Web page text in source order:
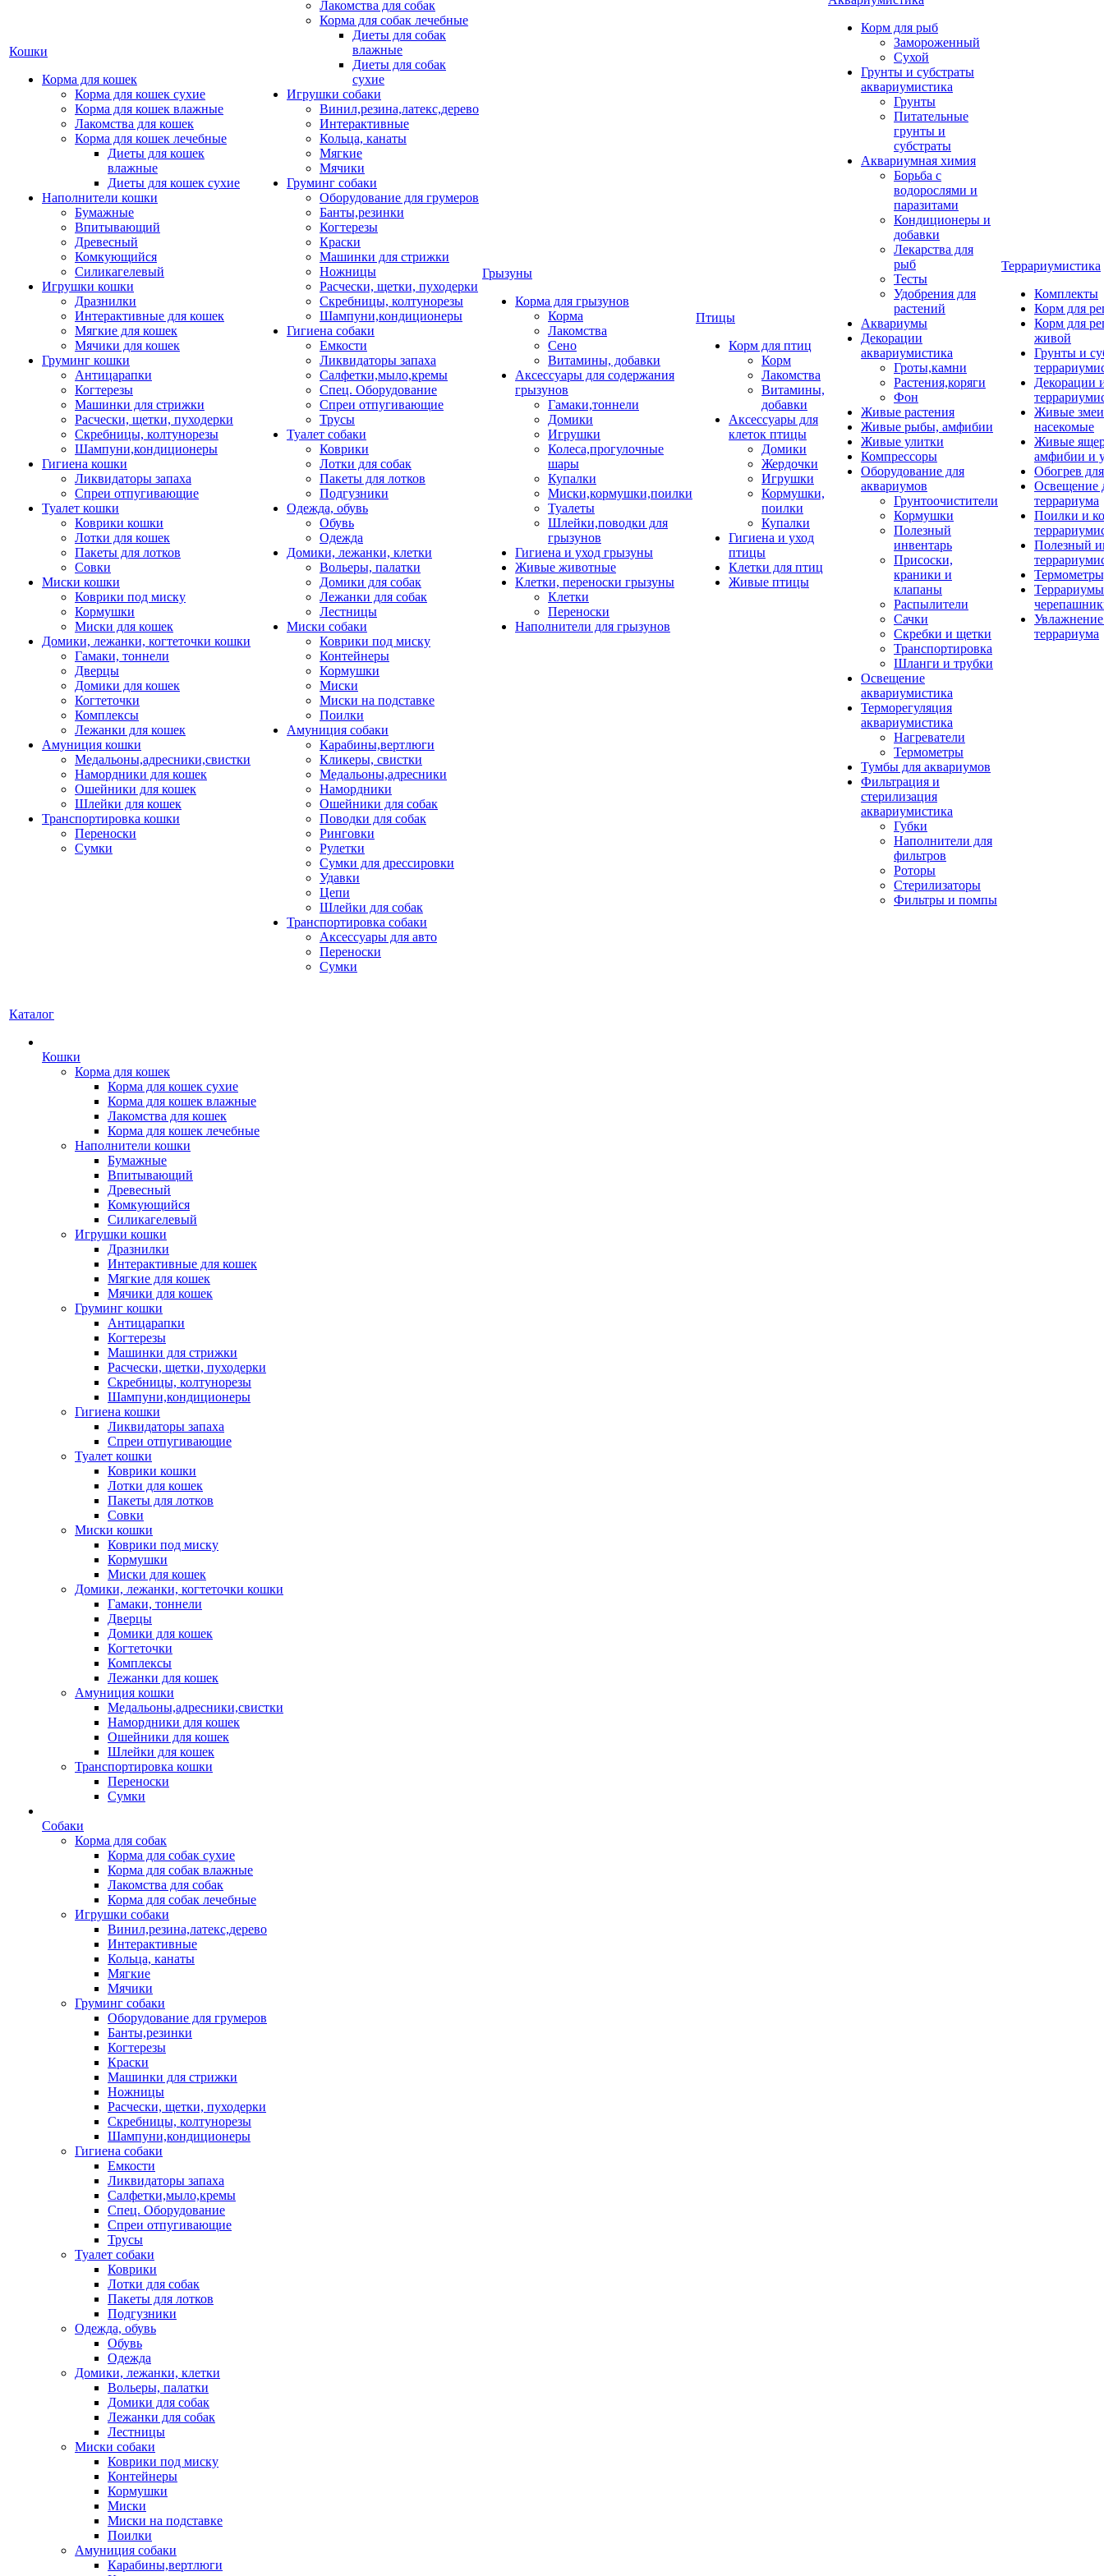
Кошки
Корма для кошек
Корма для кошек сухие
Корма для кошек влажные
Лакомства для кошек
Корма для кошек лечебные
Диеты для кошек
влажные
Диеты для кошек сухие
Наполнители кошки
Бумажные
Впитывающий
Древесный
Комкующийся
Силикагелевый
Игрушки кошки
Дразнилки
Интерактивные для кошек
Мягкие для кошек
Мячики для кошек
Груминг кошки
Антицарапки
Когтерезы
Машинки для стрижки
Расчески, щетки, пуходерки
Скребницы, колтунорезы
Шампуни,кондиционеры
Гигиена кошки
Ликвидаторы запаха
Спреи отпугивающие
Туалет кошки
Коврики кошки
Лотки для кошек
Пакеты для лотков
Совки
Миски кошки
Коврики под миску
Кормушки
Миски для кошек
Домики, лежанки, когтеточки кошки
Гамаки, тоннели
Дверцы
Домики для кошек
Когтеточки
Комплексы
Лежанки для кошек
Амуниция кошки
Медальоны,адресники,свистки
Намордники для кошек
Ошейники для кошек
Шлейки для кошек
Транспортировка кошки
Переноски
Сумки
Лакомства для собак
Корма для собак лечебные
Диеты для собак
влажные
Диеты для собак
сухие
Игрушки собаки
Винил,резина,латекс,дерево
Интерактивные
Кольца, канаты
Мягкие
Мячики
Груминг собаки
Оборудование для грумеров
Банты,резинки
Когтерезы
Краски
Машинки для стрижки
Ножницы
Расчески, щетки, пуходерки
Скребницы, колтунорезы
Шампуни,кондиционеры
Гигиена собаки
Емкости
Ликвидаторы запаха
Салфетки,мыло,кремы
Спец. Оборудование
Спреи отпугивающие
Трусы
Туалет собаки
Коврики
Лотки для собак
Пакеты для лотков
Подгузники
Одежда, обувь
Обувь
Одежда
Домики, лежанки, клетки
Вольеры, палатки
Домики для собак
Лежанки для собак
Лестницы
Миски собаки
Коврики под миску
Контейнеры
Кормушки
Миски
Миски на подставке
Поилки
Амуниция собаки
Карабины,вертлюги
Кликеры, свистки
Медальоны,адресники
Намордники
Ошейники для собак
Поводки для собак
Ринговки
Рулетки
Сумки для дрессировки
Удавки
Цепи
Шлейки для собак
Транспортировка собаки
Аксессуары для авто
Переноски
Сумки
Грызуны
Корма для грызунов
Корма
Лакомства
Сено
Витамины, добавки
Аксессуары для содержания
грызунов
Гамаки,тоннели
Домики
Игрушки
Колеса,прогулочные
шары
Купалки
Миски,кормушки,поилки
Туалеты
Шлейки,поводки для
грызунов
Гигиена и уход грызуны
Живые животные
Клетки, переноски грызуны
Клетки
Переноски
Наполнители для грызунов
Птицы
Корм для птиц
Корм
Лакомства
Витамины,
добавки
Аксессуары для
клеток птицы
Домики
Жердочки
Игрушки
Кормушки,
поилки
Купалки
Гигиена и уход
птицы
Клетки для птиц
Живые птицы
Корм для рыб
Замороженный
Сухой
Грунты и субстраты
аквариумистика
Грунты
Питательные
грунты и
субстраты
Аквариумная химия
Борьба с
водорослями и
паразитами
Кондиционеры и
добавки
Лекарства для
рыб
Тесты
Удобрения для
растений
Аквариумы
Декорации
аквариумистика
Гроты,камни
Растения,коряги
Фон
Живые растения
Живые рыбы, амфибии
Живые улитки
Компрессоры
Оборудование для
аквариумов
Грунтоочистители
Кормушки
Полезный
инвентарь
Присоски,
краники и
клапаны
Распылители
Сачки
Скребки и щетки
Транспортировка
Шланги и трубки
Освещение
аквариумистика
Терморегуляция
аквариумистика
Нагреватели
Термометры
Тумбы для аквариумов
Фильтрация и
стерилизация
аквариумистика
Губки
Наполнители для
фильтров
Роторы
Стерилизаторы
Фильтры и помпы
Террариумистика
Комплекты
Корм для
Корм для
живой
Грунты и
Декорации
Живые
насекомые
Живые
амфибии и
Обогрев
Освещение
террариума
Поилки и
Полезный
террариума
Каталог
Кошки
Корма для кошек
Корма для кошек сухие
Корма для кошек влажные
Лакомства для кошек
Корма для кошек лечебные
Наполнители кошки
Бумажные
Впитывающий
Древесный
Комкующийся
Силикагелевый
Игрушки кошки
Дразнилки
Интерактивные для кошек
Мягкие для кошек
Мячики для кошек
Груминг кошки
Антицарапки
Когтерезы
Машинки для стрижки
Расчески, щетки, пуходерки
Скребницы, колтунорезы
Шампуни,кондиционеры
Гигиена кошки
Ликвидаторы запаха
Спреи отпугивающие
Туалет кошки
Коврики кошки
Лотки для кошек
Пакеты для лотков
Совки
Миски кошки
Коврики под миску
Кормушки
Миски для кошек
Домики, лежанки, когтеточки кошки
Гамаки, тоннели
Дверцы
Домики для кошек
Когтеточки
Комплексы
Лежанки для кошек
Амуниция кошки
Медальоны,адресники,свистки
Намордники для кошек
Ошейники для кошек
Шлейки для кошек
Транспортировка кошки
Переноски
Сумки
Собаки
Корма для собак
Корма для собак сухие
Корма для собак влажные
Лакомства для собак
Корма для собак лечебные
Игрушки собаки
Винил,резина,латекс,дерево
Интерактивные
Кольца, канаты
Мягкие
Мячики
Груминг собаки
Оборудование для грумеров
Банты,резинки
Когтерезы
Краски
Машинки для стрижки
Ножницы
Расчески, щетки, пуходерки
Скребницы, колтунорезы
Шампуни,кондиционеры
Гигиена собаки
Емкости
Ликвидаторы запаха
Салфетки,мыло,кремы
Спец. Оборудование
Спреи отпугивающие
Трусы
Туалет собаки
Коврики
Лотки для собак
Пакеты для лотков
Подгузники
Одежда, обувь
Обувь
Одежда
Домики, лежанки, клетки
Вольеры, палатки
Домики для собак
Лежанки для собак
Лестницы
Миски собаки
Коврики под миску
Контейнеры
Кормушки
Миски
Миски на подставке
Поилки
Амуниция собаки
Карабины,вертлюги